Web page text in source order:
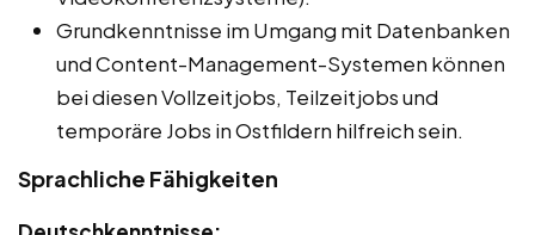
Grundkenntnisse im Umgang mit Datenbanken
und Content-Management-Systemen können
bei diesen Vollzeitjobs, Teilzeitjobs und
temporäre Jobs in Ostfildern hilfreich sein.
Sprachliche Fähigkeiten